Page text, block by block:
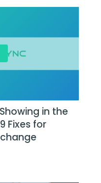
in the
Fixes for